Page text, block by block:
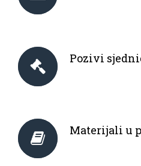
Pozivi
Materijali u